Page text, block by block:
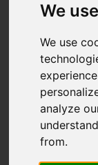
We
We use
analyze
from.